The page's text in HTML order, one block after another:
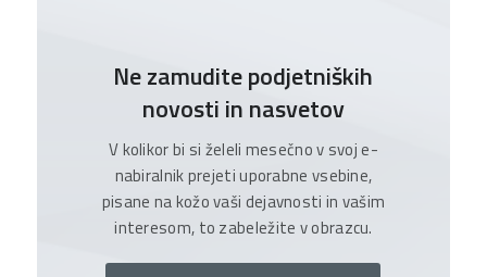
Ne zamudite podjetniških
novosti in nasvetov
V kolikor bi si želeli mesečno v svoj e-
nabiralnik prejeti uporabne vsebine,
pisane na kožo vaši dejavnosti in vašim
interesom, to zabeležite v obrazcu.